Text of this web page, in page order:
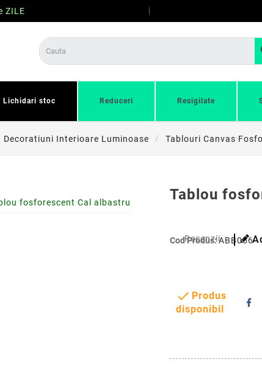
ZILE
Lichidari stoc Reduceri Resigilate
Decoratiuni Interioare Luminoase Tablouri Canvas
Tablou
Cod Produs:ABB0566
Recenzii
 Produs
disponibil